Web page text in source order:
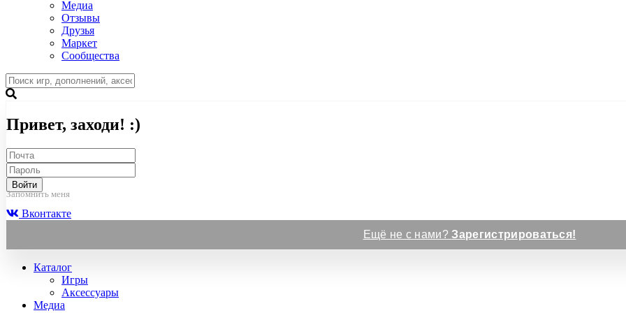
Медиа
Отзывы
Друзья
Маркет
Сообщества
Привет, заходи! :)
Войти
Запомнить меня
Вконтакте
Ещё не с нами?Зарегистрироваться!
Каталог
Игры
Аксессуары
Медиа